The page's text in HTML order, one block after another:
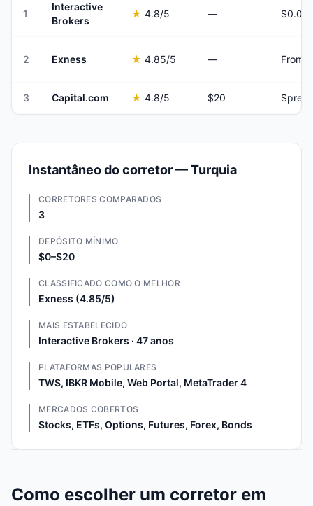
1
Interactive
Brokers
★ 4.8/5 —
2 Exness ★ 4.85/5 — From
3 Capital.com ★ 4.8/5 $20
Instantâneo do corretor — Turquia
CORRETORES COMPARADOS
3
DEPÓSITO MÍNIMO
$0–$20
CLASSIFICADO COMO O MELHOR
Exness (4.85/5)
MAIS ESTABELECIDO
Interactive Brokers · 47 anos
PLATAFORMAS POPULARES
TWS, IBKR Mobile, Web Portal, MetaTrader 4
MERCADOS COBERTOS
Stocks, ETFs, Options, Futures, Forex, Bonds
Como escolher um corretor em